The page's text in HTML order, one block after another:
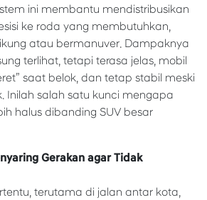
ini membantu mendistribusikan
ke roda yang membutuhkan,
atau bermanuver. Dampaknya
terlihat, tetapi terasa jelas, mobil
saat belok, dan tetap stabil meski
Inilah salah satu kunci mengapa
halus dibanding SUV besar
Gerakan agar Tidak
terutama di jalan antar kota,